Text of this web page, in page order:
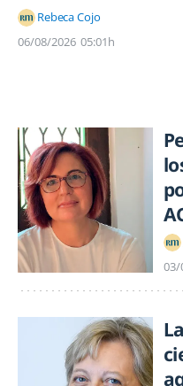
Rebeca Cojo
06/08/2026 05:01h
03/